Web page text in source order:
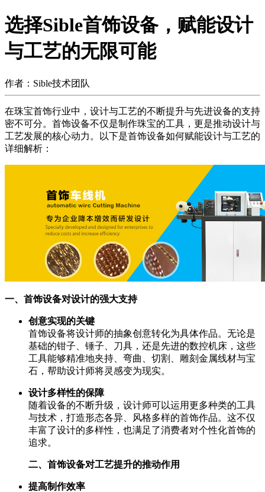
选择Sible首饰设备，赋能设计
与工艺的无限可能
作者：Sible技术团队
在珠宝首饰行业中，设计与工艺的不断提升与先进设备的支持
密不可分。首饰设备不仅是制作珠宝的工具，更是推动设计与
工艺发展的核心动力。以下是首饰设备如何赋能设计与工艺的
详细解析：
一、首饰设备对设计的强大支持
创意实现的关键
首饰设备将设计师的抽象创意转化为具体作品。无论是
基础的钳子、锤子、刀具，还是先进的数控机床，这些
工具能够精准地夹持、弯曲、切割、雕刻金属线材与宝
石，帮助设计师将灵感变为现实。
设计多样性的保障
随着设备的不断升级，设计师可以运用更多种类的工具
与技术，打造形态各异、风格多样的首饰作品。这不仅
丰富了设计的多样性，也满足了消费者对个性化首饰的
追求。
二、首饰设备对工艺提升的推动作用
提高制作效率